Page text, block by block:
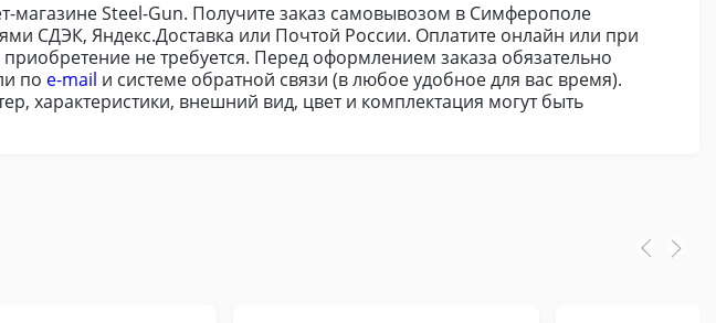
магазине Steel-Gun. Получите заказ самовывозом в Симферополе
СДЭК, Яндекс.Доставка или Почтой России. Оплатите онлайн или при
не требуется. Перед оформлением заказа обязательно
по e-mail и системе обратной связи (в любое удобное для вас время).
характеристики, внешний вид, цвет и комплектация могут быть